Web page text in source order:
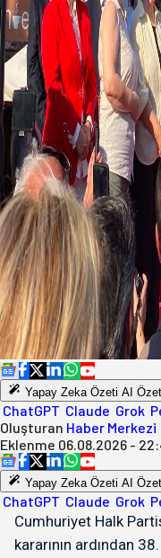
Yapay Zeka Özeti AI
ChatGPT Claude Grok
Oluşturan Haber Merkezi
Eklenme 06.08.2026 -
Yapay Zeka Özeti AI
ChatGPT Claude Grok
Cumhuriyet Halk
kararının ardından